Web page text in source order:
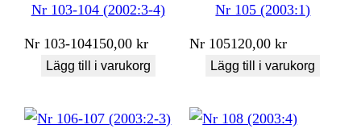
Nr 103-104 (2002:3-4)
Nr 103-104150,00kr
Lägg till i varukorg
Nr 105 (2003:1)
Nr 105120,00kr
Lägg till i varukorg